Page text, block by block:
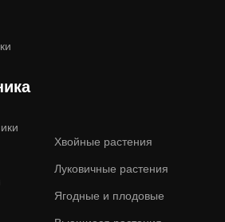
Хвойные растения
Луковичные растения
Ягодные и плодовые